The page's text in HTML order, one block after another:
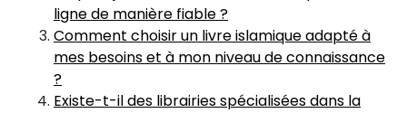
ligne de manière fiable ?
Comment choisir un livre islamique adapté à
mes besoins et à mon niveau de connaissance
?
Existe-t-il des librairies spécialisées dans la